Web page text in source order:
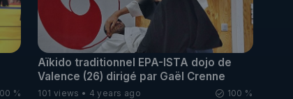
%
Aïkido traditionnel EPA-ISTA dojo de
Valence (26) dirigé par Gaël Crenne
101 views 4 years ago 100 %